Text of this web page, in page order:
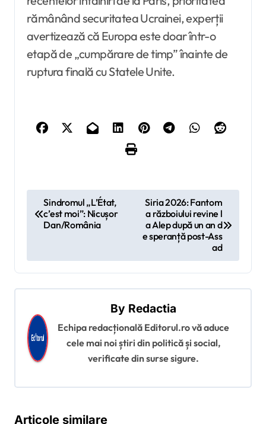
rămânând securitatea Ucrainei, experții
avertizează că Europa este doar într-o
etapă de „cumpărare de timp” înainte de
ruptura finală cu Statele Unite.
i
g
r
e
î
r
Sindromul „L’État,
c’est moi”: Nicușor
Dan/România
Siria 2026: Fantom
a războiului revine l
a Alep după un an d
e speranță post-Ass
ad
By Redactia
Echipa redacțională Editorul.ro vă aduce
cele mai noi știri din politică și social,
verificate din surse sigure.
Articole similare